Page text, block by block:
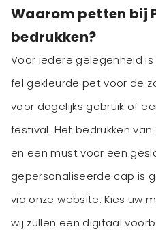
Waarom petten bij
bedrukken?
Voor iedere gelegenheid
fel gekleurde pet voor de
voor dagelijks gebruik of
festival. Het bedrukken
en een must voor een
gepersonaliseerde cap is
via onze website. Kies uw
wij zullen een digitaal